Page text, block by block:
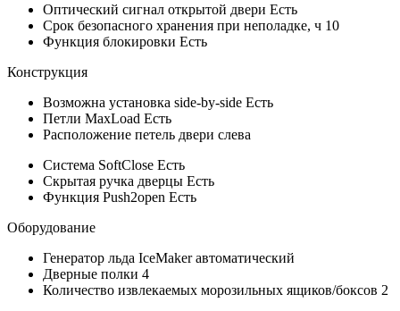
Оптический сигнал открытой двери Есть
Срок безопасного хранения при неполадке, ч 10
Функция блокировки Есть
Конструкция
Возможна установка side-by-side Есть
Петли MaxLoad Есть
Расположение петель двери слева
Система SoftClose Есть
Скрытая ручка дверцы Есть
Функция Push2open Есть
Оборудование
Генератор льда IceMaker автоматический
Дверные полки 4
Количество извлекаемых морозильных ящиков/боксов 2